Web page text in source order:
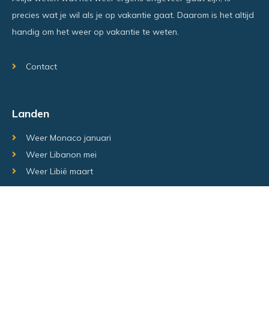
precies wat je wil als je op vakantie gaat. Daarom is het altijd
handig om het weer op vakantie te weten.
Contact
Landen
Weer Monaco januari
Weer Libanon mei
Weer Libië maart